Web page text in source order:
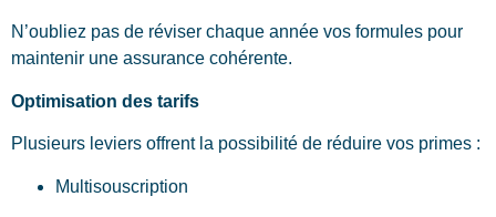
N’oubliez pas de réviser chaque année vos formules pour
maintenir une assurance cohérente.
Optimisation des tarifs
Plusieurs leviers offrent la possibilité de réduire vos primes :
Multisouscription